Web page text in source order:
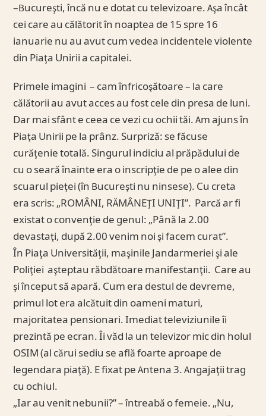
–Bucureşti, încă nu e dotat cu televizoare. Aşa încât
cei care au călătorit în noaptea de 15 spre 16
ianuarie nu au avut cum vedea incidentele violente
din Piaţa Unirii a capitalei.
Primele imagini – cam înfricoşătoare – la care
călătorii au avut acces au fost cele din presa de luni.
Dar mai sfânt e ceea ce vezi cu ochii tăi. Am ajuns în
Piaţa Unirii pe la prânz. Surpriză: se făcuse
curăţenie totală. Singurul indiciu al prăpădului de
cu o seară înainte era o inscripţie de pe o alee din
scuarul pieţei (în Bucureşti nu ninsese). Cu creta
era scris: „ROMÂNI, RĂMÂNEŢI UNIŢI”. Parcă ar fi
existat o convenţie de genul: „Până la 2.00
devastaţi, după 2.00 venim noi şi facem curat”.
În Piaţa Universităţii, maşinile Jandarmeriei şi ale
Poliţiei aşteptau răbdătoare manifestanţii. Care au
şi început să apară. Cum era destul de devreme,
primul lot era alcătuit din oameni maturi,
majoritatea pensionari. Imediat televiziunile îi
prezintă pe ecran. Îi văd la un televizor mic din holul
OSIM (al cărui sediu se află foarte aproape de
legendara piaţă). E fixat pe Antena 3. Angajaţii trag
cu ochiul.
„Iar au venit nebunii?” – întreabă o femeie. „Nu,